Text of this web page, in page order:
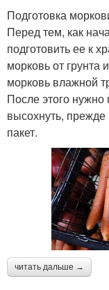
Подготовка
Перед тем, как
подготовить ее к
морковь от грунта
морковь влажной
После этого
высохнуть,
пакет.
читать дальше →